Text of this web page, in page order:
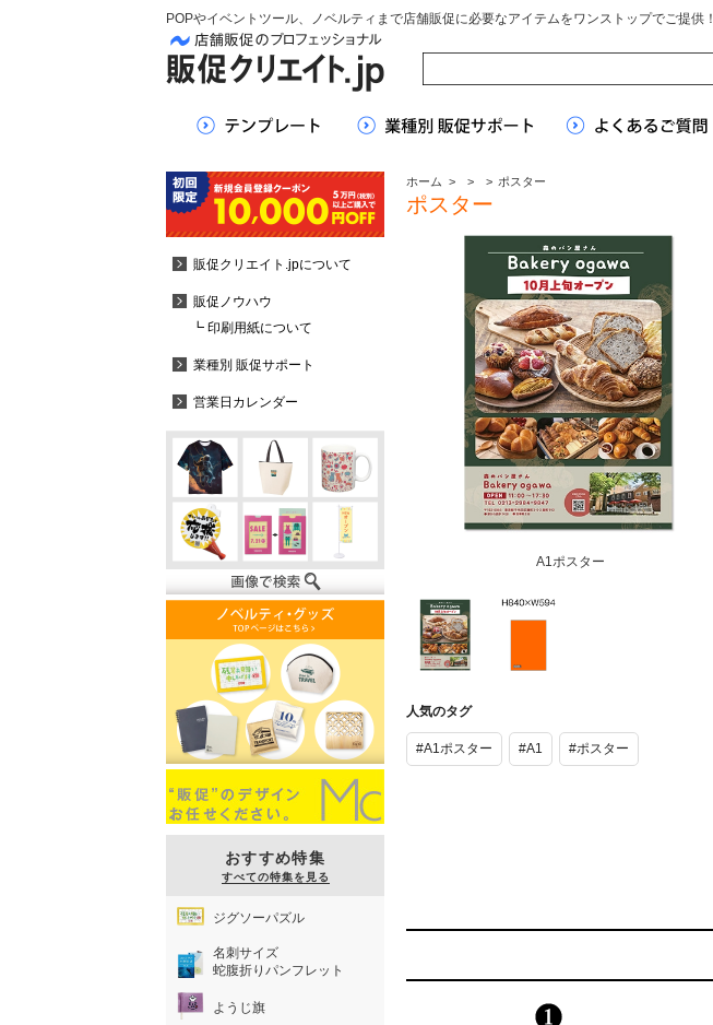
POPやイベントツール、ノベルティまで店舗販促に必要なアイテムをワンストップでご提供！
ホーム > > > ポスター
ポスター
A1ポスター
人気のタグ
#A1ポスター #A1 #ポスター
販促クリエイト.jpについて
販促ノウハウ
┗ 印刷用紙について
業種別 販促サポート
営業日カレンダー
おすすめ特集
すべての特集を見る
ジグソーパズル
名刺サイズ
蛇腹折りパンフレット
ようじ旗